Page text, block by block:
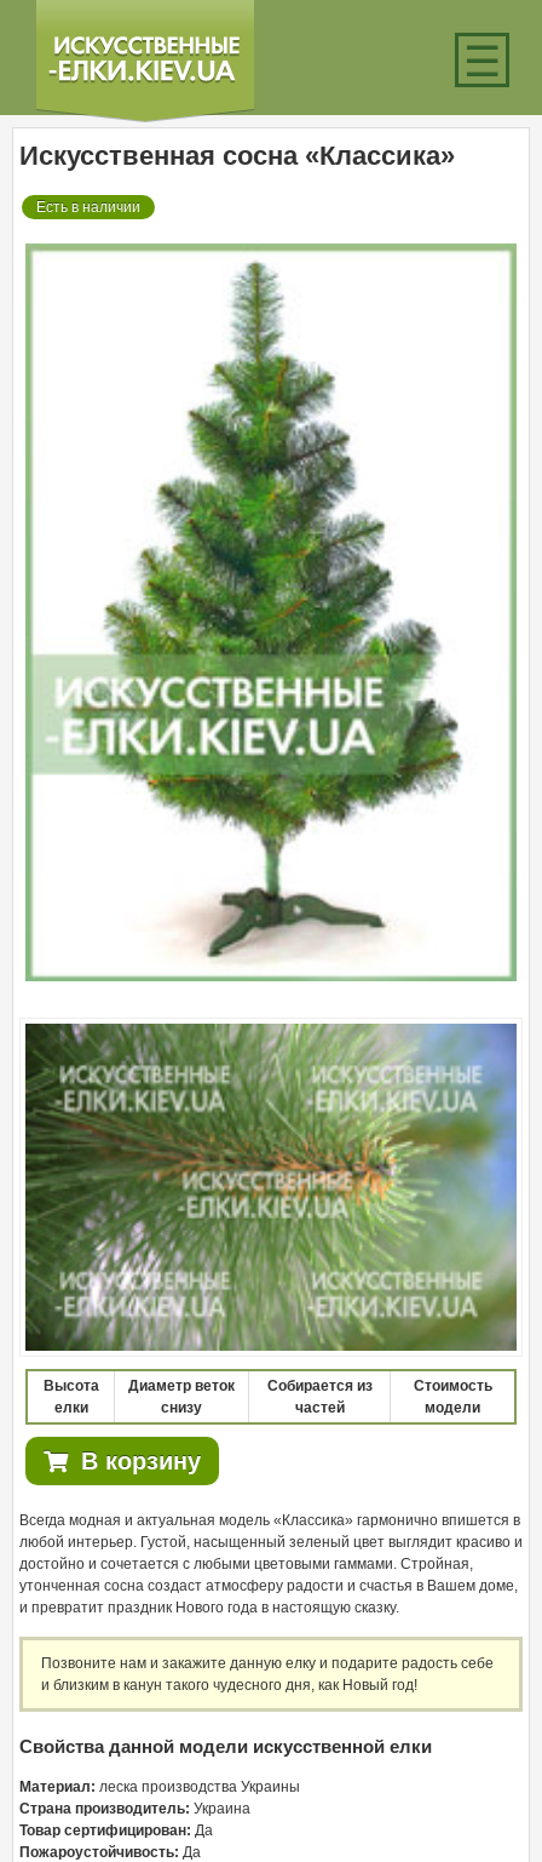
☰
Искусственная сосна «Классика»
Есть в наличии
Всегда модная и актуальная модель «Классика» гармонично впишется в
любой интерьер. Густой, насыщенный зеленый цвет выглядит красиво и
достойно и сочетается с любыми цветовыми гаммами. Стройная,
утонченная сосна создаст атмосферу радости и счастья в Вашем доме,
и превратит праздник Нового года в настоящую сказку.
Позвоните нам и закажите данную елку и подарите радость себе
и близким в канун такого чудесного дня, как Новый год!
Свойства данной модели искусственной елки
Материал: леска производства Украины
Страна производитель: Украина
Товар сертифицирован: Да
Пожароустойчивость: Да
Высота
елки
Диаметр веток
снизу
Собирается из
частей
Стоимость
модели
В корзину